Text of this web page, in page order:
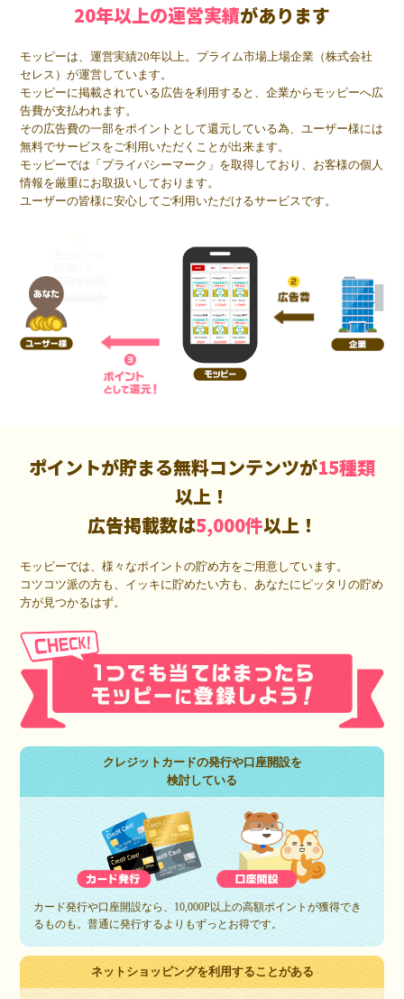
20年以上の運営実績があります
モッピーは、運営実績20年以上。プライム市場上場企業（株式会社
セレス）が運営しています。
モッピーに掲載されている広告を利用すると、企業からモッピーへ広
告費が支払われます。
その広告費の一部をポイントとして還元している為、ユーザー様には
無料でサービスをご利用いただくことが出来ます。
モッピーでは「プライバシーマーク」を取得しており、お客様の個人
情報を厳重にお取扱いしております。
ユーザーの皆様に安心してご利用いただけるサービスです。
ポイントが貯まる無料コンテンツが15種類
以上！
広告掲載数は5,000件以上！
モッピーでは、様々なポイントの貯め方をご用意しています。
コツコツ派の方も、イッキに貯めたい方も、あなたにピッタリの貯め
方が見つかるはず。
クレジットカードの発行や口座開設を
検討している
カード発行や口座開設なら、10,000P以上の高額ポイントが獲得でき
るものも。普通に発行するよりもずっとお得です。
ネットショッピングを利用することがある